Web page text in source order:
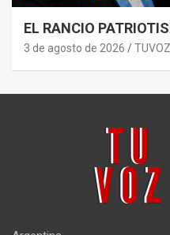
EL RANCIO
3 de agosto de 2026